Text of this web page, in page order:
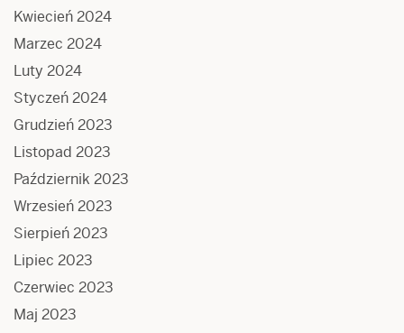
Kwiecień 2024
Marzec 2024
Luty 2024
Styczeń 2024
Grudzień 2023
Listopad 2023
Październik 2023
Wrzesień 2023
Sierpień 2023
Lipiec 2023
Czerwiec 2023
Maj 2023